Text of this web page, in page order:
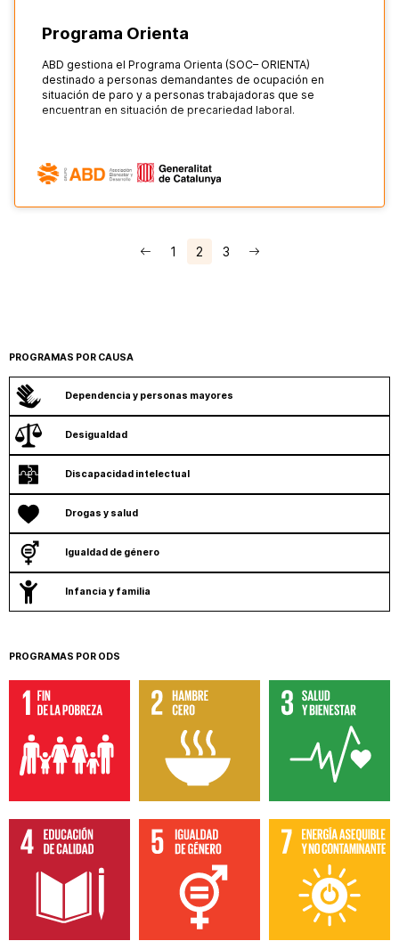
Programa Orienta
ABD gestiona el Programa Orienta (SOC– ORIENTA)
destinado a personas demandantes de ocupación en
situación de paro y a personas trabajadoras que se
encuentran en situación de precariedad laboral.
1 2 3
PROGRAMAS POR CAUSA
Dependencia y personas mayores
Desigualdad
Discapacidad intelectual
Drogas y salud
Igualdad de género
Infancia y familia
PROGRAMAS POR ODS